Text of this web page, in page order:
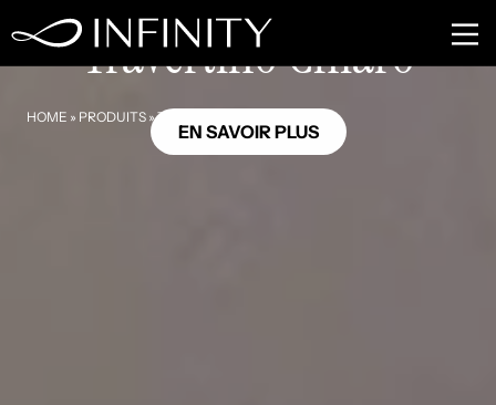
HOME » PRODUITS »TRAVERTINO CHIARO
SE09
Travertino Chiaro
EN SAVOIR PLUS